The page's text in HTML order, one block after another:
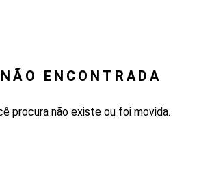
ENCONTRADA
procura não existe ou foi movida.